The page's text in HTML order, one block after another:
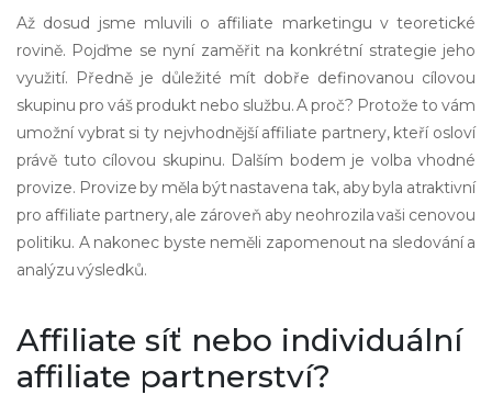
Až dosud jsme mluvili o affiliate marketingu v teoretické
rovině. Pojďme se nyní zaměřit na konkrétní strategie jeho
využití. Předně je důležité mít dobře definovanou cílovou
skupinu pro váš produkt nebo službu. A proč? Protože to vám
umožní vybrat si ty nejvhodnější affiliate partnery, kteří osloví
právě tuto cílovou skupinu. Dalším bodem je volba vhodné
provize. Provize by měla být nastavena tak, aby byla atraktivní
pro affiliate partnery, ale zároveň aby neohrozila vaši cenovou
politiku. A nakonec byste neměli zapomenout na sledování a
analýzu výsledků.
Affiliate síť nebo individuální
affiliate partnerství?